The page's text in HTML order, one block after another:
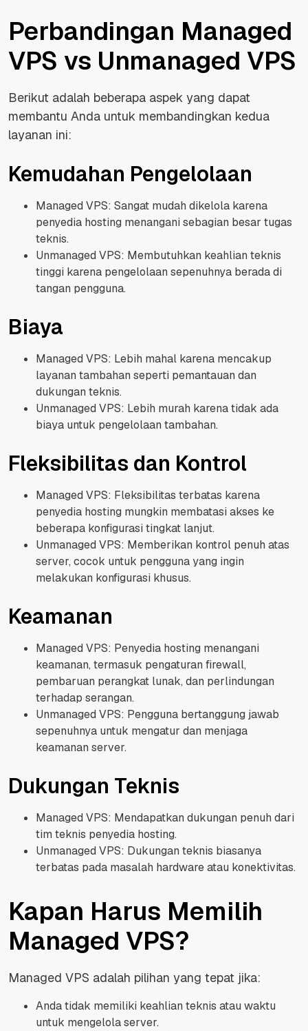
Perbandingan Managed
VPS vs Unmanaged VPS
Berikut adalah beberapa aspek yang dapat
membantu Anda untuk membandingkan kedua
layanan ini:
Kemudahan Pengelolaan
Managed VPS: Sangat mudah dikelola karena
penyedia hosting menangani sebagian besar tugas
teknis.
Unmanaged VPS: Membutuhkan keahlian teknis
tinggi karena pengelolaan sepenuhnya berada di
tangan pengguna.
Biaya
Managed VPS: Lebih mahal karena mencakup
layanan tambahan seperti pemantauan dan
dukungan teknis.
Unmanaged VPS: Lebih murah karena tidak ada
biaya untuk pengelolaan tambahan.
Fleksibilitas dan Kontrol
Managed VPS: Fleksibilitas terbatas karena
penyedia hosting mungkin membatasi akses ke
beberapa konfigurasi tingkat lanjut.
Unmanaged VPS: Memberikan kontrol penuh atas
server, cocok untuk pengguna yang ingin
melakukan konfigurasi khusus.
Keamanan
Managed VPS: Penyedia hosting menangani
keamanan, termasuk pengaturan firewall,
pembaruan perangkat lunak, dan perlindungan
terhadap serangan.
Unmanaged VPS: Pengguna bertanggung jawab
sepenuhnya untuk mengatur dan menjaga
keamanan server.
Dukungan Teknis
Managed VPS: Mendapatkan dukungan penuh dari
tim teknis penyedia hosting.
Unmanaged VPS: Dukungan teknis biasanya
terbatas pada masalah hardware atau konektivitas.
Kapan Harus Memilih
Managed VPS?
Managed VPS adalah pilihan yang tepat jika:
Anda tidak memiliki keahlian teknis atau waktu
untuk mengelola server.